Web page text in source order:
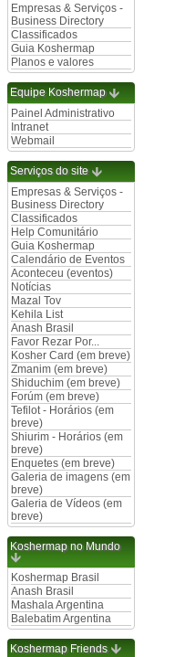
Empresas & Serviços -
Business Directory
Classificados
Guia Koshermap
Planos e valores
Equipe Koshermap
Painel Administrativo
Intranet
Webmail
Serviços do site
Empresas & Serviços -
Business Directory
Classificados
Help Comunitário
Guia Koshermap
Calendário de Eventos
Aconteceu (eventos)
Notícias
Mazal Tov
Kehila List
Anash Brasil
Favor Rezar Por...
Kosher Card (em breve)
Zmanim (em breve)
Shiduchim (em breve)
Forúm (em breve)
Tefilot - Horários (em
breve)
Shiurim - Horários (em
breve)
Enquetes (em breve)
Galeria de imagens (em
breve)
Galeria de Vídeos (em
breve)
Koshermap no Mundo
Koshermap Brasil
Anash Brasil
Mashala Argentina
Balebatim Argentina
Koshermap Friends